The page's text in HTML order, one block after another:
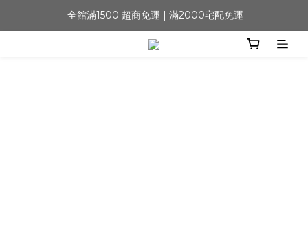
全館滿1500 超商免運 | 滿2000宅配免運